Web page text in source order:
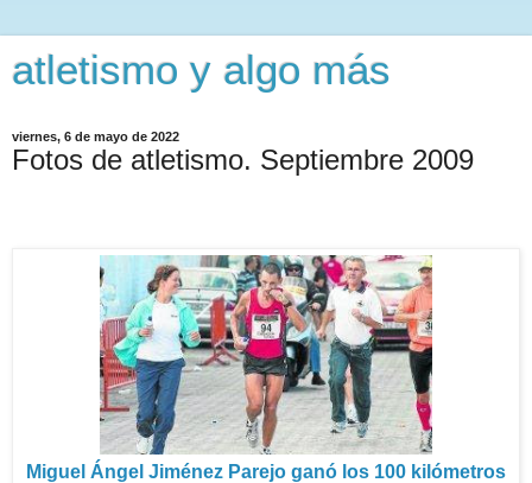
atletismo y algo más
viernes, 6 de mayo de 2022
Fotos de atletismo. Septiembre 2009
Miguel Ángel Jiménez Parejo ganó los 100 kilómetros